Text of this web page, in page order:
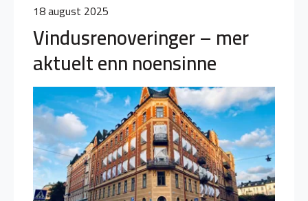
18 august 2025
Vindusrenoveringer – mer
aktuelt enn noensinne